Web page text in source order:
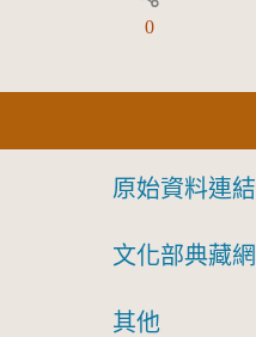
0
原始資料連結
文化部典藏網
其他